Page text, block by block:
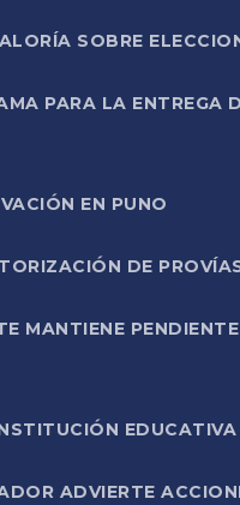
SOBRE
PARA LA ENTREGA
EN PUNO
DE
MANTIENE
ADVIERTE